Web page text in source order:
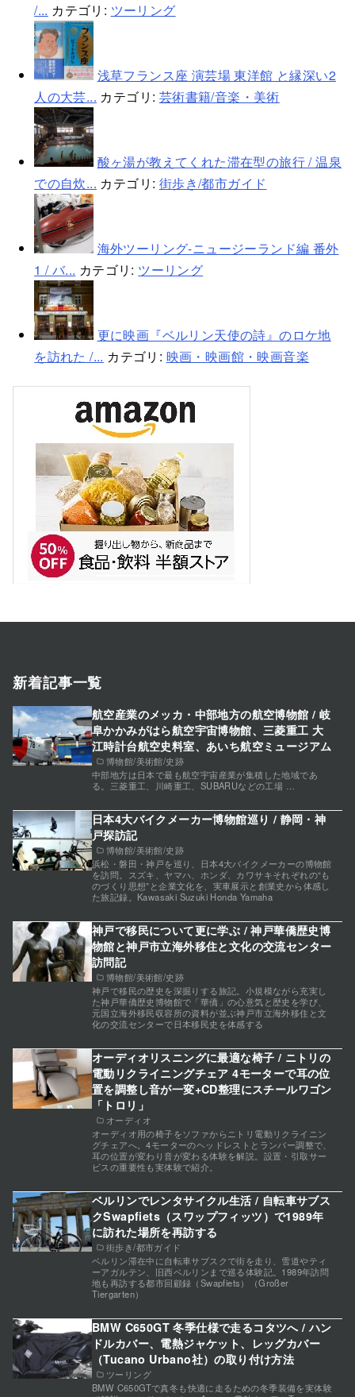
/... カテゴリ: ツーリング
浅草フランス座 演芸場 東洋館 と縁深い2
人の大芸... カテゴリ: 芸術書籍/音楽・美術
酸ヶ湯が教えてくれた滞在型の旅行 / 温泉
での自炊... カテゴリ: 街歩き/都市ガイド
海外ツーリング-ニュージーランド編 番外
1 / バ... カテゴリ: ツーリング
更に映画『ベルリン天使の詩』のロケ地
を訪れた /... カテゴリ: 映画・映画館・映画音楽
新着記事一覧
博物館/美術館/史跡
航空産業のメッカ・中部地方の航空博物館 / 岐
阜かかみがはら航空宇宙博物館、三菱重工 大
江時計台航空史料室、あいち航空ミュージアム
中部地方は日本で最も航空宇宙産業が集積した地域であ
る。三菱重工、川崎重工、SUBARUなどの工場 …
博物館/美術館/史跡
日本4大バイクメーカー博物館巡り / 静岡・神
戸探訪記
浜松・磐田・神戸を巡り、日本4大バイクメーカーの博物館
を訪問。スズキ、ヤマハ、ホンダ、カワサキそれぞれの“も
のづくり思想”と企業文化を、実車展示と創業史から体感し
た旅記録。Kawasaki Suzuki Honda Yamaha
博物館/美術館/史跡
神戸で移民について更に学ぶ / 神戸華僑歴史博
物館と神戸市立海外移住と文化の交流センター
訪問記
神戸で移民の歴史を深掘りする旅記。小規模ながら充実し
た神戸華僑歴史博物館で「華僑」の心意気と歴史を学び、
元国立海外移民収容所の資料が並ぶ神戸市立海外移住と文
化の交流センターで日本移民史を体感する
オーディオ
オーディオリスニングに最適な椅子 / ニトリの
電動リクライニングチェア 4モーターで耳の位
置を調整し音が一変+CD整理にスチールワゴン
「トロリ」
オーディオ用の椅子をソファからニトリ電動リクライニン
グチェアへ。4モーターのヘッドレストとランバー調整で、
耳の位置が変わり音が変わる体験を解説。設置・引取サー
ビスの重要性も実体験で紹介。
街歩き/都市ガイド
ベルリンでレンタサイクル生活 / 自転車サブス
クSwapfiets（スワップフィッツ）で1989年
に訪れた場所を再訪する
ベルリン滞在中に自転車サブスクで街を走り、雪道やティ
ーアガルテン、旧西ベルリンまで巡る体験記。1989年訪問
地も再訪する都市回顧録（Swapfiets）（Großer
Tiergarten）
ツーリング
BMW C650GT 冬季仕様で走るコタツへ / ハン
ドルカバー、電熱ジャケット、レッグカバー
（Tucano Urbano社）の取り付け方法
BMW C650GTで真冬も快適に走るための冬季装備を実体験